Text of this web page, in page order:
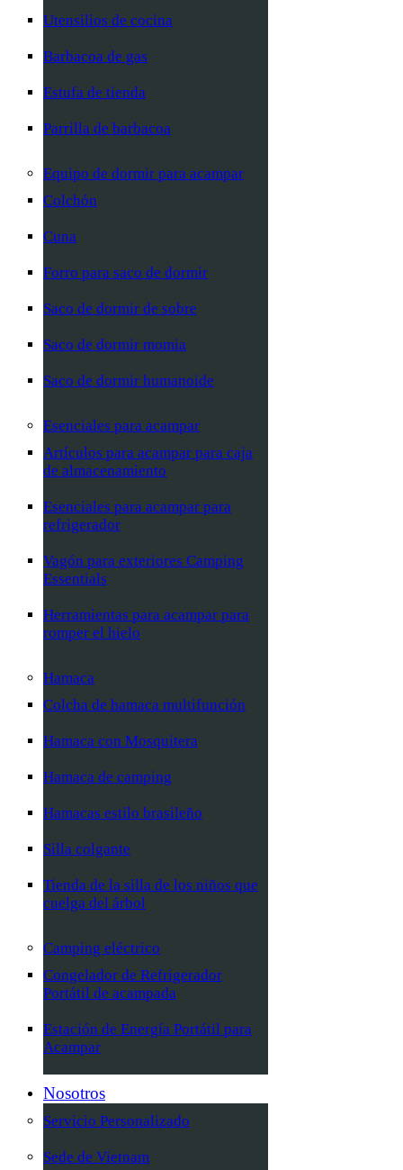
Utensilios de cocina
Barbacoa de gas
Estufa de tienda
Parrilla de barbacoa
Equipo de dormir para acampar
Colchón
Cuna
Forro para saco de dormir
Saco de dormir de sobre
Saco de dormir momia
Saco de dormir humanoide
Esenciales para acampar
Artículos para acampar para caja
de almacenamiento
Esenciales para acampar para
refrigerador
Vagón para exteriores Camping
Essentials
Herramientas para acampar para
romper el hielo
Hamaca
Colcha de hamaca multifunción
Hamaca con Mosquitera
Hamaca de camping
Hamacas estilo brasileño
Silla colgante
Tienda de la silla de los niños que
cuelga del árbol
Camping eléctrico
Congelador de Refrigerador
Portátil de acampada
Estación de Energía Portátil para
Acampar
Nosotros
Servicio Personalizado
Sede de Vietnam